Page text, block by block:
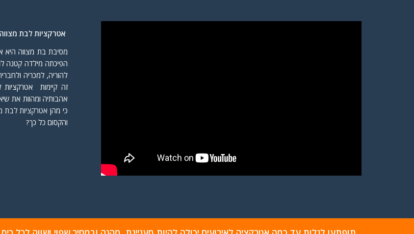
אטרקציות לבת
מסיבת בת מצווה היא
הפיכתה מילדה קטנה
להוריה, למכריה
זה קיימות
אהבותיה ומהוות את
כי מהן אטרקציות לבת
והקסום כל כך?